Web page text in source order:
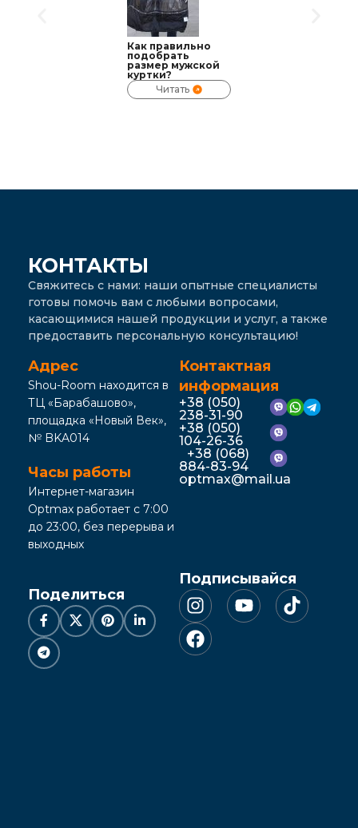
Как правильно
подобрать
размер мужской
куртки?
Читать
КОНТАКТЫ
Свяжитесь с нами: наши опытные специалисты
готовы помочь вам с любыми вопросами,
касающимися нашей продукции и услуг, а также
предоставить персональную консультацию!
Адрес
Shou-Room находится в
ТЦ «Барабашово»,
площадка «Новый Век»,
№ BKA014
Часы работы
Интернет-магазин
Optmax работает с 7:00
до 23:00, без перерыва и
выходных
Контактная
информация
+38 (050)
238-31-90
+38 (050)
104-26-36
+38 (068)
884-83-94
optmax@mail.ua
Поделиться
Подписывайся